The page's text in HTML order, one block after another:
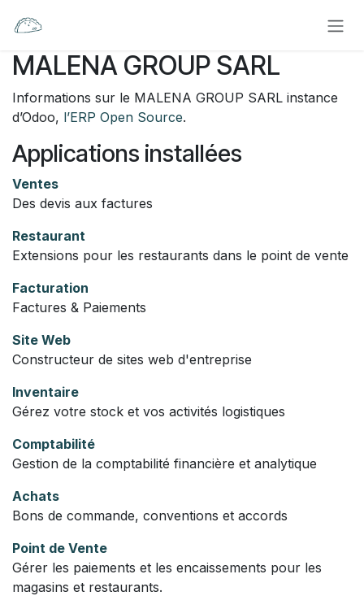
MALENA GROUP SARL
Informations sur le MALENA GROUP SARL instance
d’Odoo, l’ERP Open Source.
Applications installées
Ventes
Des devis aux factures
Restaurant
Extensions pour les restaurants dans le point de vente
Facturation
Factures & Paiements
Site Web
Constructeur de sites web d'entreprise
Inventaire
Gérez votre stock et vos activités logistiques
Comptabilité
Gestion de la comptabilité financière et analytique
Achats
Bons de commande, conventions et accords
Point de Vente
Gérer les paiements et les encaissements pour les
magasins et restaurants.